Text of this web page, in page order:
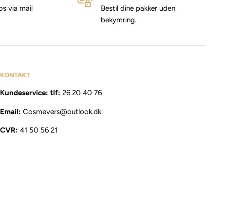
via mail
Bestil dine pakker uden
bekymring.
KONTAKT
Kundeservice: tlf: 26 20 40 76
Email: Cosmevers@outlook.dk
CVR: 41 50 56 21